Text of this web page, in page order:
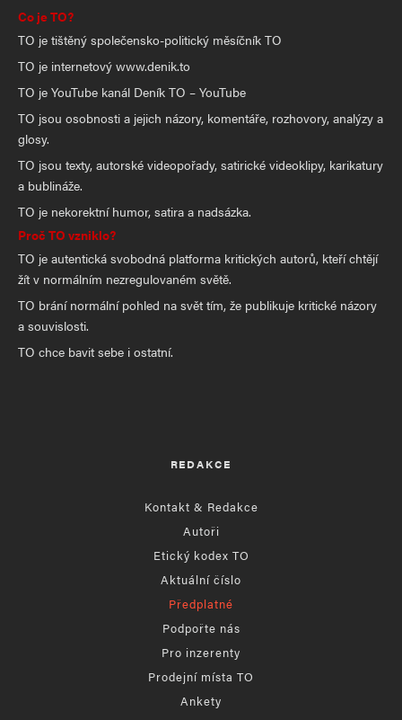
Co je TO?
TO je tištěný společensko-politický měsíčník TO
TO je internetový www.denik.to
TO je YouTube kanál Deník TO – YouTube
TO jsou osobnosti a jejich názory, komentáře, rozhovory, analýzy a
glosy.
TO jsou texty, autorské videopořady, satirické videoklipy, karikatury
a bublináže.
TO je nekorektní humor, satira a nadsázka.
Proč TO vzniklo?
TO je autentická svobodná platforma kritických autorů, kteří chtějí
žít v normálním nezregulovaném světě.
TO brání normální pohled na svět tím, že publikuje kritické názory
a souvislosti.
TO chce bavit sebe i ostatní.
REDAKCE
Kontakt & Redakce
Autoři
Etický kodex TO
Aktuální číslo
Předplatné
Podpořte nás
Pro inzerenty
Prodejní místa TO
Ankety